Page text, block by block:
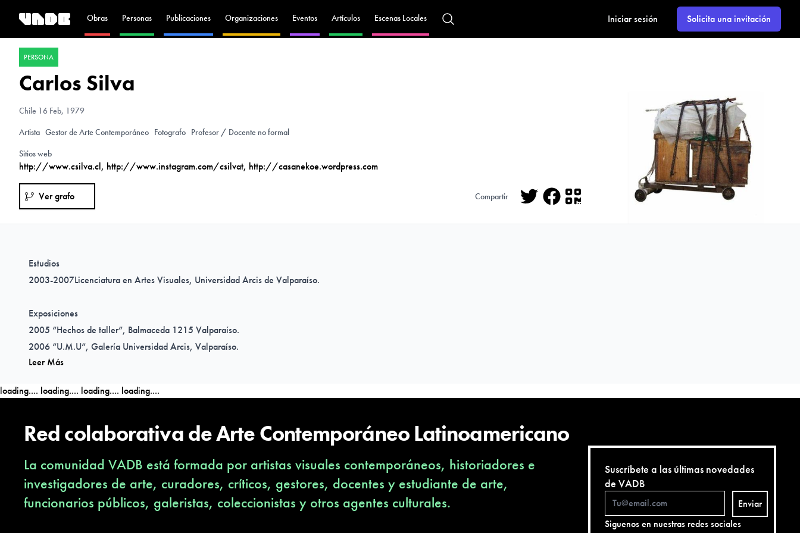
Obras Personas Publicaciones Organizaciones Eventos Artículos Escenas Locales Iniciar sesión Solicita una invitación
PERSONA
Carlos Silva
Chile 16 Feb, 1979
Artista Gestor de Arte Contemporáneo Fotografo Profesor / Docente no formal
Sitios web
http://www.csilva.cl, http://www.instagram.com/csilvat, http://casanekoe.wordpress.com
Ver grafo Compartir
Estudios
2003-2007Licenciatura en Artes Visuales, Universidad Arcis de Valparaíso.
Exposiciones
2005 “Hechos de taller”, Balmaceda 1215 Valparaíso.
2006 “U.M.U”, Galería Universidad Arcis, Valparaíso.
2006 "C.O.N.V.A.T.E”, Galería delConsejo Nacional de la Cultura y las Artes,
2006 "Duchamp nos mintió", C.A.V.S(Centro de Artes Visuales) Santiago.
Borges, Buenos Aires. (Dic 2006).
2007 “Walking Closet”, Defensoría Penal Publica, Valparaíso.
2007 “Cabeza de Playa”, Galería Sala Uno, Universidad Arcis Valparaíso.
2008 Colectiva, Museumman, Valparaíso.
2008 “PrivateFlat 4”, Florencia, Italia.
Leer Más
loading.... loading.... loading.... loading....
Red colaborativa de Arte Contemporáneo Latinoamericano
La comunidad VADB está formada por artistas visuales contemporáneos, historiadores e
investigadores de arte, curadores, críticos, gestores, docentes y estudiante de arte,
funcionarios públicos, galeristas, coleccionistas y otros agentes culturales.
Suscríbete a las últimas novedades
de VADB
Enviar
Siguenos en nuestras redes sociales